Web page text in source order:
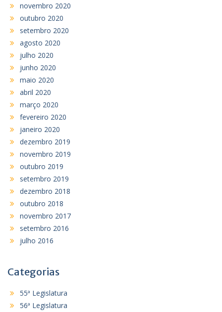
novembro 2020
outubro 2020
setembro 2020
agosto 2020
julho 2020
junho 2020
maio 2020
abril 2020
março 2020
fevereiro 2020
janeiro 2020
dezembro 2019
novembro 2019
outubro 2019
setembro 2019
dezembro 2018
outubro 2018
novembro 2017
setembro 2016
julho 2016
Categorias
55ª Legislatura
56ª Legislatura